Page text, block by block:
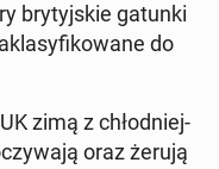
bry­tyj­skie gatunki
do
zimą z chłod­niej­
oraz żerują